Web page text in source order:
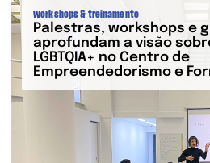
workshops & treinamento
Palestras, workshops e
aprofundam a visão
LGBTQIA+ no Centro de
Empreendedorismo e